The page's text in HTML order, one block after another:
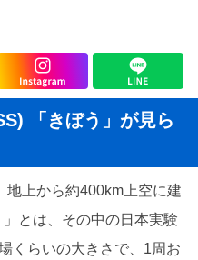
「きぼう」が見ら
地上から約400km上空に建
とは、その中の日本実験
くらいの大きさで、1周お